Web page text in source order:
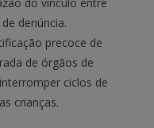
denúncia.
precoce de
de órgãos de
ciclos de
crianças.